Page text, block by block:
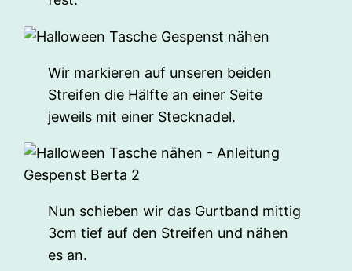
Wir markieren auf unseren beiden
Streifen die Hälfte an einer Seite
jeweils mit einer Stecknadel.
Nun schieben wir das Gurtband mittig
3cm tief auf den Streifen und nähen
es an.